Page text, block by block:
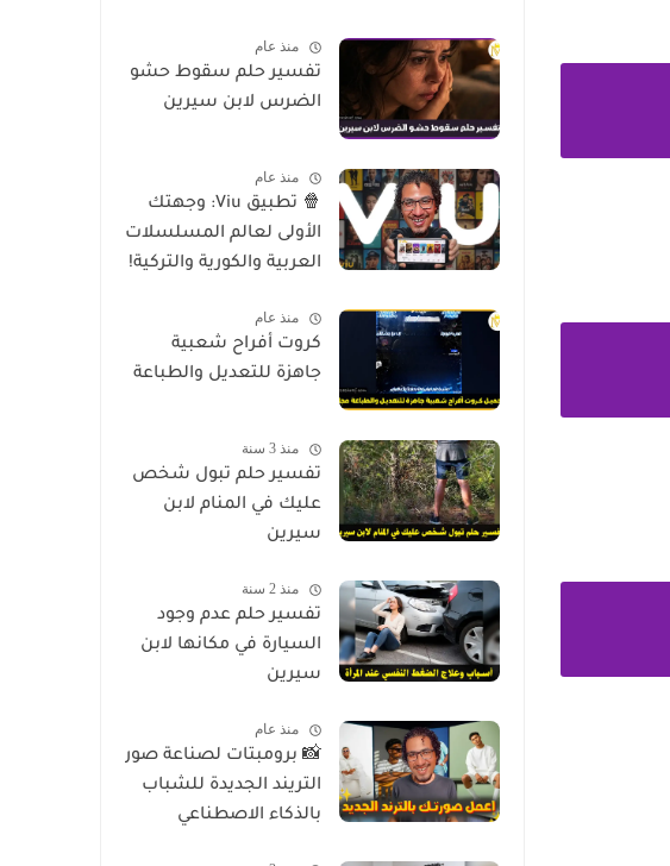
منذ عام
تفسير حلم سقوط حشو
الضرس لابن سيرين
منذ عام
🍿 تطبيق Viu: وجهتك
الأولى لعالم المسلسلات
العربية والكورية والتركية!
منذ عام
كروت أفراح شعبية
جاهزة للتعديل والطباعة
منذ 3 سنة
تفسير حلم تبول شخص
عليك في المنام لابن
سيرين
منذ 2 سنة
تفسير حلم عدم وجود
السيارة في مكانها لابن
سيرين
منذ عام
📸 برومبتات لصناعة صور
التريند الجديدة للشباب
بالذكاء الاصطناعي